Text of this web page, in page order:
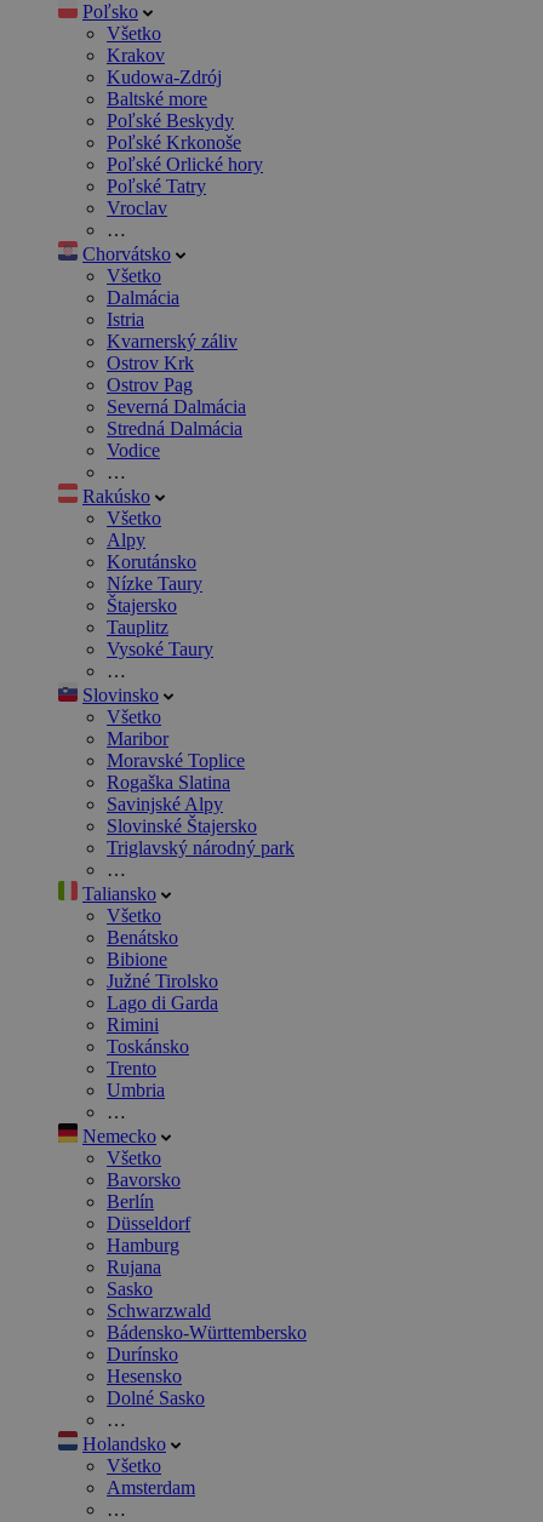
Poľsko
Všetko
Krakov
Kudowa-Zdrój
Baltské more
Poľské Beskydy
Poľské Krkonoše
Poľské Orlické hory
Poľské Tatry
Vroclav
…
Chorvátsko
Všetko
Dalmácia
Istria
Kvarnerský záliv
Ostrov Krk
Ostrov Pag
Severná Dalmácia
Stredná Dalmácia
Vodice
…
Rakúsko
Všetko
Alpy
Korutánsko
Nízke Taury
Štajersko
Tauplitz
Vysoké Taury
…
Slovinsko
Všetko
Maribor
Moravské Toplice
Rogaška Slatina
Savinjské Alpy
Slovinské Štajersko
Triglavský národný park
…
Taliansko
Všetko
Benátsko
Bibione
Južné Tirolsko
Lago di Garda
Rimini
Toskánsko
Trento
Umbria
…
Nemecko
Všetko
Bavorsko
Berlín
Düsseldorf
Hamburg
Rujana
Sasko
Schwarzwald
Bádensko-Württembersko
Durínsko
Hesensko
Dolné Sasko
…
Holandsko
Všetko
Amsterdam
…